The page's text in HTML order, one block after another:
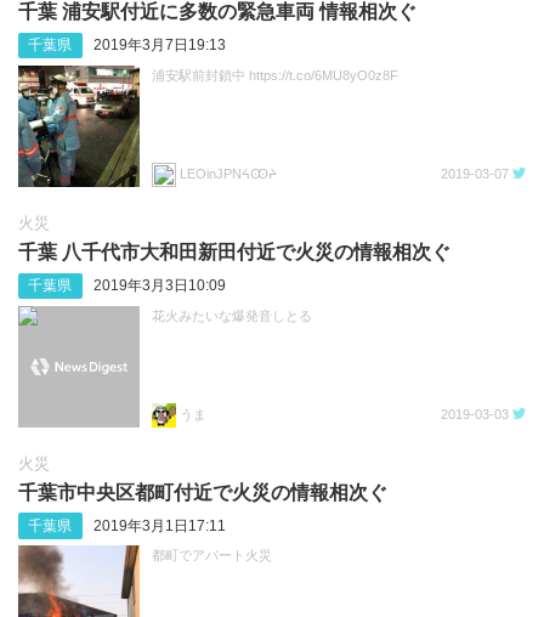
千葉 浦安駅付近に多数の緊急車両 情報相次ぐ
千葉県 2019年3月7日19:13
浦安駅前封鎖中 https://t.co/6MU8yO0z8F
LEOinJPNᔦꙬᔨ 2019-03-07
火災
千葉 八千代市大和田新田付近で火災の情報相次ぐ
千葉県 2019年3月3日10:09
花火みたいな爆発音しとる
うま 2019-03-03
火災
千葉市中央区都町付近で火災の情報相次ぐ
千葉県 2019年3月1日17:11
都町でアパート火災